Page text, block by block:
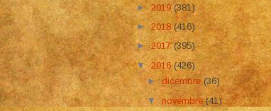
►2019(381)
►2018(416)
►2017(395)
▼2016(426)
►dicembre(36)
▼novembre(41)